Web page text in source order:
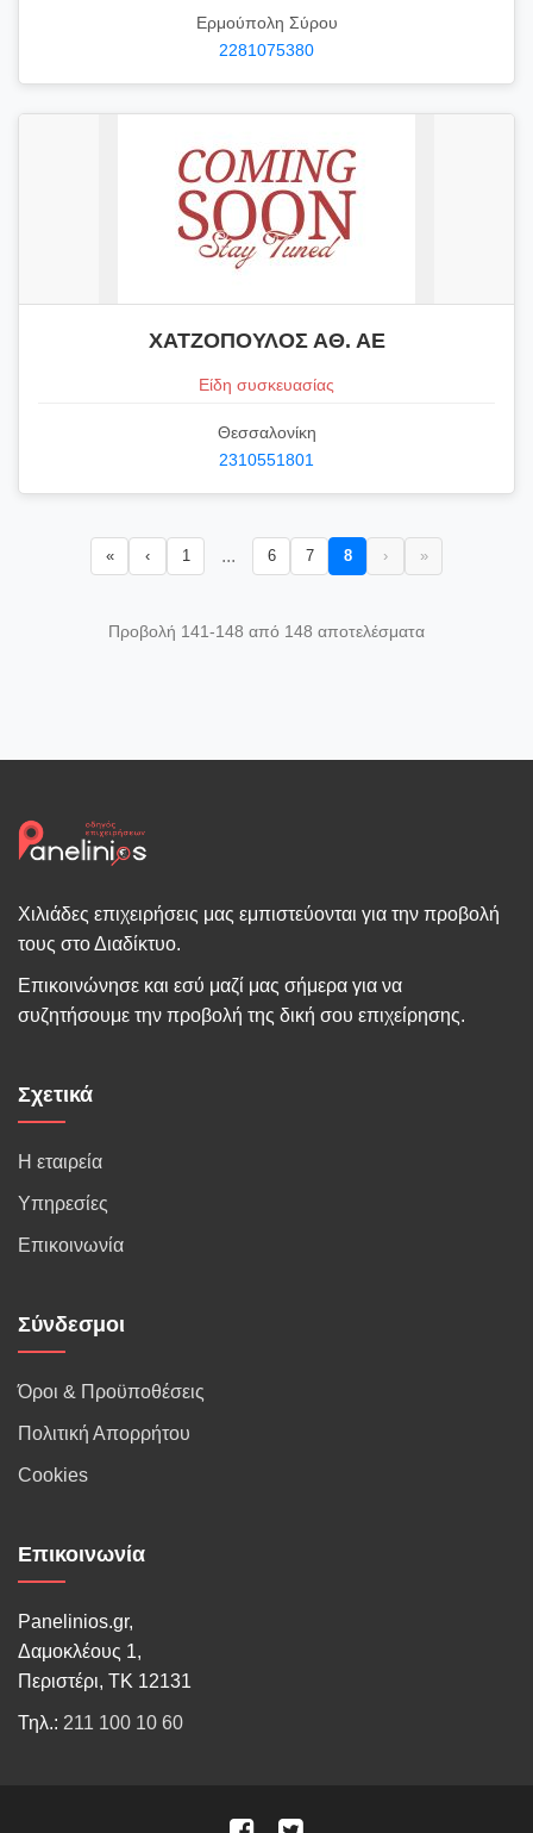
Ερμούπολη Σύρου
2281075380
ΧΑΤΖΟΠΟΥΛΟΣ ΑΘ. ΑΕ
Είδη συσκευασίας
Θεσσαλονίκη
2310551801
« ‹ 1 ... 6 7 8 › »
Προβολή 141-148 από 148 αποτελέσματα
Χιλιάδες επιχειρήσεις μας εμπιστεύονται για την προβολή
τους στο Διαδίκτυο.
Επικοινώνησε και εσύ μαζί μας σήμερα για να
συζητήσουμε την προβολή της δική σου επιχείρησης.
Σχετικά
Η εταιρεία
Υπηρεσίες
Επικοινωνία
Σύνδεσμοι
Όροι & Προϋποθέσεις
Πολιτική Απορρήτου
Cookies
Επικοινωνία
Panelinios.gr,
Δαμοκλέους 1,
Περιστέρι, ΤΚ 12131
Τηλ.: 211 100 10 60